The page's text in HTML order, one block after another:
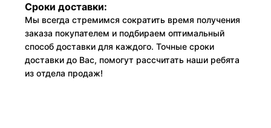
Сроки доставки:
Мы всегда стремимся сократить время получения
заказа покупателем и подбираем оптимальный
способ доставки для каждого. Точные сроки
доставки до Вас, помогут рассчитать наши ребята
из отдела продаж!